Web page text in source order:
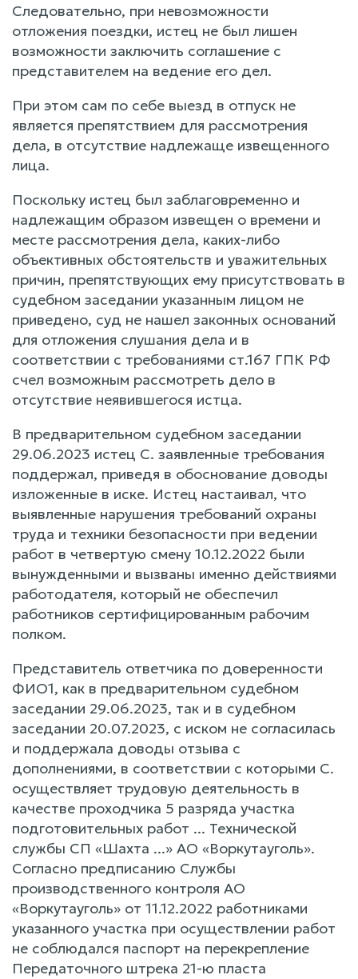
Следовательно, при невозможности
отложения поездки, истец не был лишен
возможности заключить соглашение с
представителем на ведение его дел.
При этом сам по себе выезд в отпуск не
является препятствием для рассмотрения
дела, в отсутствие надлежаще извещенного
лица.
Поскольку истец был заблаговременно и
надлежащим образом извещен о времени и
месте рассмотрения дела, каких-либо
объективных обстоятельств и уважительных
причин, препятствующих ему присутствовать в
судебном заседании указанным лицом не
приведено, суд не нашел законных оснований
для отложения слушания дела и в
соответствии с требованиями ст.167 ГПК РФ
счел возможным рассмотреть дело в
отсутствие неявившегося истца.
В предварительном судебном заседании
29.06.2023 истец С. заявленные требования
поддержал, приведя в обоснование доводы
изложенные в иске. Истец настаивал, что
выявленные нарушения требований охраны
труда и техники безопасности при ведении
работ в четвертую смену 10.12.2022 были
вынужденными и вызваны именно действиями
работодателя, который не обеспечил
работников сертифицированным рабочим
полком.
Представитель ответчика по доверенности
ФИО1, как в предварительном судебном
заседании 29.06.2023, так и в судебном
заседании 20.07.2023, с иском не согласилась
и поддержала доводы отзыва с
дополнениями, в соответствии с которыми С.
осуществляет трудовую деятельность в
качестве проходчика 5 разряда участка
подготовительных работ ... Технической
службы СП «Шахта ...» АО «Воркутауголь».
Согласно предписанию Службы
производственного контроля АО
«Воркутауголь» от 11.12.2022 работниками
указанного участка при осуществлении работ
не соблюдался паспорт на перекрепление
Передаточного штрека 21-ю пласта